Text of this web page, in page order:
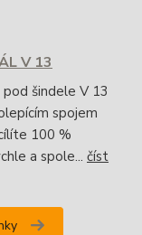
V 13
šindele V 13
spojem
100 %
a spole... číst